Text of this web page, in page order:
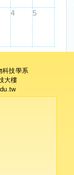
4 5
科技學系
大樓